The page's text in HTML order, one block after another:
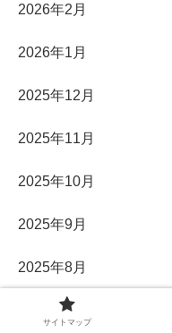
2026年2月
2026年1月
2025年12月
2025年11月
2025年10月
2025年9月
2025年8月
2025年7月
サイトマップ